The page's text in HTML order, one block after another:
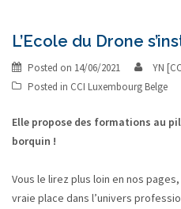
L’Ecole du Drone
Posted on 14/06/2021
YN
Posted in CCI Luxembourg Belge
Elle propose des formations au
borquin !
Vous le lirez plus loin en nos
vraie place dans l’univers